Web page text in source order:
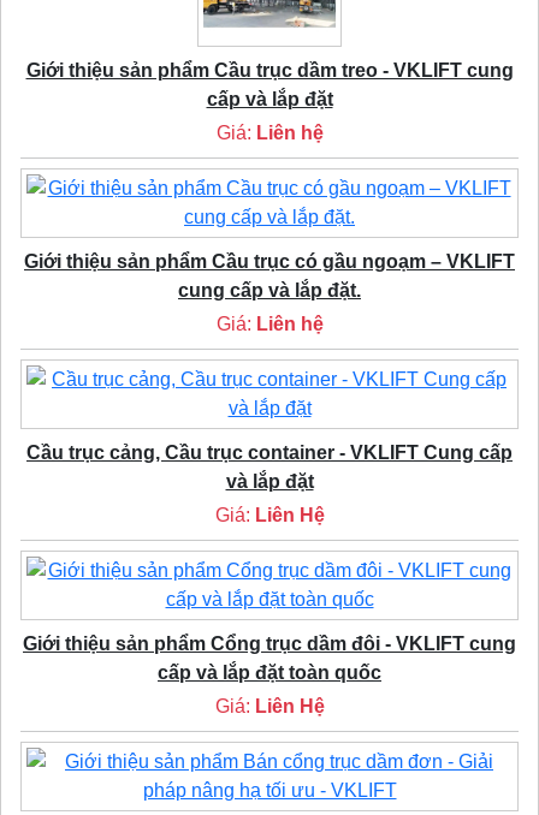
Giới thiệu sản phẩm Cầu trục dầm treo - VKLIFT cung
cấp và lắp đặt
Giá: Liên hệ
Giới thiệu sản phẩm Cầu trục có gầu ngoạm – VKLIFT
cung cấp và lắp đặt.
Giá: Liên hệ
Cầu trục cảng, Cầu trục container - VKLIFT Cung cấp
và lắp đặt
Giá: Liên Hệ
Giới thiệu sản phẩm Cổng trục dầm đôi - VKLIFT cung
cấp và lắp đặt toàn quốc
Giá: Liên Hệ